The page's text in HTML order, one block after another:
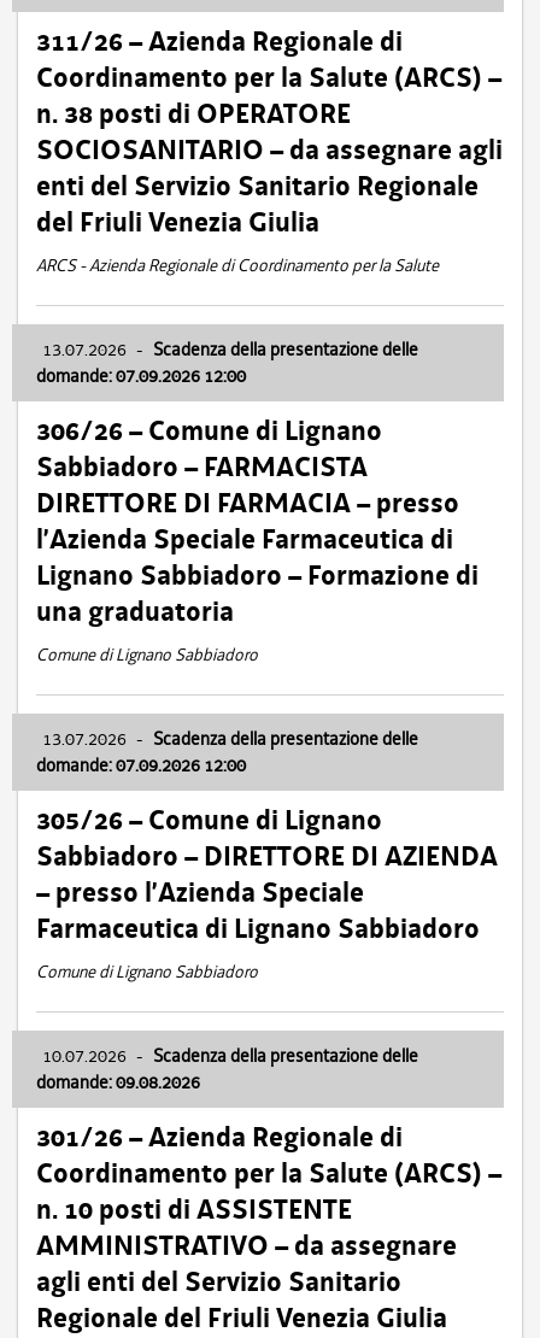
311/26 – Azienda Regionale di
Coordinamento per la Salute (ARCS) –
n. 38 posti di OPERATORE
SOCIOSANITARIO – da assegnare agli
enti del Servizio Sanitario Regionale
del Friuli Venezia Giulia
ARCS - Azienda Regionale di Coordinamento per la Salute
13.07.2026 - Scadenza della presentazione delle
domande: 07.09.2026 12:00
306/26 – Comune di Lignano
Sabbiadoro – FARMACISTA
DIRETTORE DI FARMACIA – presso
l’Azienda Speciale Farmaceutica di
Lignano Sabbiadoro – Formazione di
una graduatoria
Comune di Lignano Sabbiadoro
13.07.2026 - Scadenza della presentazione delle
domande: 07.09.2026 12:00
305/26 – Comune di Lignano
Sabbiadoro – DIRETTORE DI AZIENDA
– presso l’Azienda Speciale
Farmaceutica di Lignano Sabbiadoro
Comune di Lignano Sabbiadoro
10.07.2026 - Scadenza della presentazione delle
domande: 09.08.2026
301/26 – Azienda Regionale di
Coordinamento per la Salute (ARCS) –
n. 10 posti di ASSISTENTE
AMMINISTRATIVO – da assegnare
agli enti del Servizio Sanitario
Regionale del Friuli Venezia Giulia